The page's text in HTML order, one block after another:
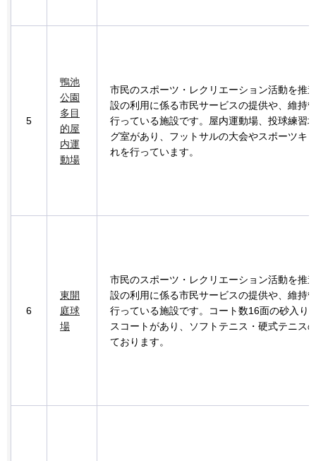
5
鴨池
公園
多目
的屋
内運
動場
市民のスポーツ・レクリエーション活動を推
設の利用に係る市民サービスの提供や、維持
行っている施設です。屋内運動場、投球練習
グ室があり、フットサルの大会やスポーツキ
れを行っています。
6
東開
庭球
場
市民のスポーツ・レクリエーション活動を推
設の利用に係る市民サービスの提供や、維持
行っている施設です。コート数16面の砂入り
スコートがあり、ソフトテニス・硬式テニス
ております。